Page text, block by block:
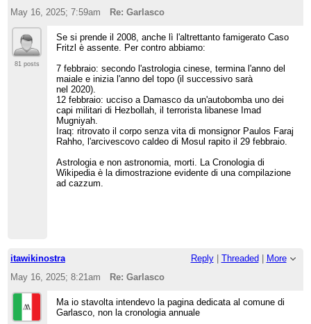
May 16, 2025; 7:59am
Re: Garlasco
81 posts
Se si prende il 2008, anche lì l'altrettanto famigerato Caso
Fritzl è assente. Per contro abbiamo:
7 febbraio: secondo l'astrologia cinese, termina l'anno del
maiale e inizia l'anno del topo (il successivo sarà
nel 2020).
12 febbraio: ucciso a Damasco da un'autobomba uno dei
capi militari di Hezbollah, il terrorista libanese Imad
Mugniyah.
Iraq: ritrovato il corpo senza vita di monsignor Paulos Faraj
Rahho, l'arcivescovo caldeo di Mosul rapito il 29 febbraio.
Astrologia e non astronomia, morti. La Cronologia di
Wikipedia è la dimostrazione evidente di una compilazione
ad cazzum.
itawikinostra Reply| Threaded
More
May 16, 2025; 8:21am
Re: Garlasco
Ma io stavolta intendevo la pagina dedicata al comune di
Garlasco, non la cronologia annuale